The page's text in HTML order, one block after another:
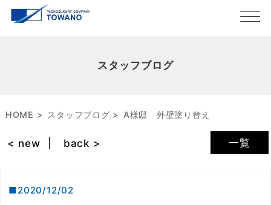
スタッフブログ
HOME スタッフブログ A様邸 外壁塗り替え
一覧
< new back >
2020/12/02